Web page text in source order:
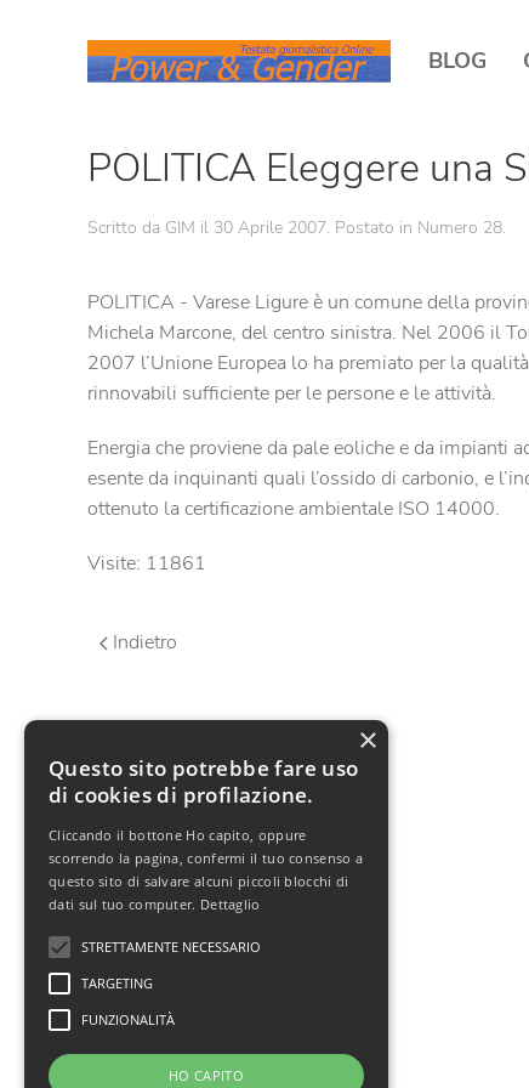
BLOG
POLITICA Eleggere una
Scritto da GIM il 30 Aprile 2007. Postato in Numero 28.
POLITICA - Varese Ligure è un comune della
Michela Marcone, del centro sinistra. Nel 2006 il
2007 l’Unione Europea lo ha premiato per la
rinnovabili sufficiente per le persone e le attività.
Energia che proviene da pale eoliche e da impianti
esente da inquinanti quali l’ossido di carbonio, e
ottenuto la certificazione ambientale ISO 14000.
Visite: 11861
Indietro
×
Questo sito potrebbe fare uso
di cookies di profilazione.
Cliccando il bottone Ho capito, oppure
scorrendo la pagina, confermi il tuo consenso a
questo sito di salvare alcuni piccoli blocchi di
dati sul tuo computer. Dettaglio
STRETTAMENTE NECESSARIO
TARGETING
FUNZIONALITÀ
HO CAPITO